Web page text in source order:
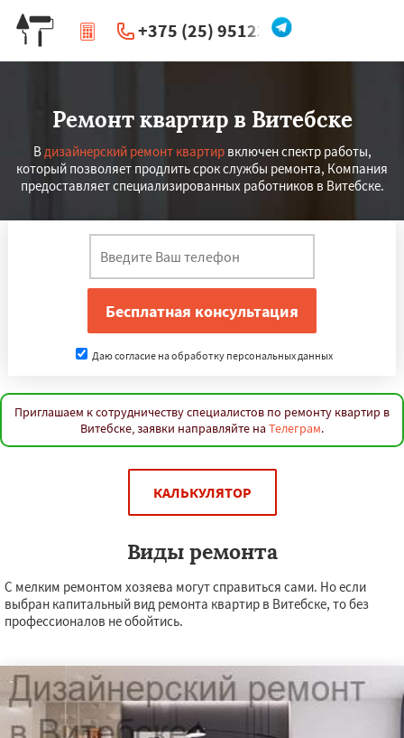
+375 (25) 951234
| Перезвоните мне
Ремонт квартир в Витебске
Вдизайнерский ремонт квартирвключен спектр работы,
который позволяет продлить срок службы ремонта, Компания
предоставляет специализированных работников в Витебске.
Даю согласие на обработку персональных данных
Приглашаем к сотрудничеству специалистов по ремонту квартир в
Витебске, заявки направляйте на Телеграм.
КАЛЬКУЛЯТОР
Виды ремонта
С мелким ремонтом хозяева могут справиться сами. Но если
выбран капитальный вид ремонта квартир в Витебске, то без
профессионалов не обойтись.